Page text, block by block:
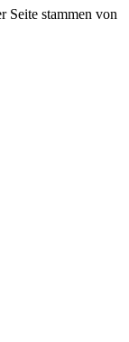
Seite stammen von